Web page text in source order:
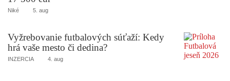
Niké 5. aug
Vyžrebovanie futbalových súťaží: Kedy
hrá vaše mesto či dedina?
INZERCIA 4. aug